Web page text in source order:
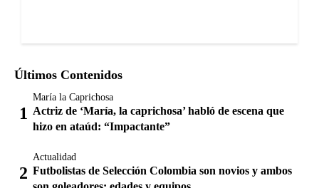
Últimos Contenidos
María la Caprichosa
Actriz de ‘María, la caprichosa’ habló de escena que
hizo en ataúd: “Impactante”
Actualidad
Futbolistas de Selección Colombia son novios y ambos